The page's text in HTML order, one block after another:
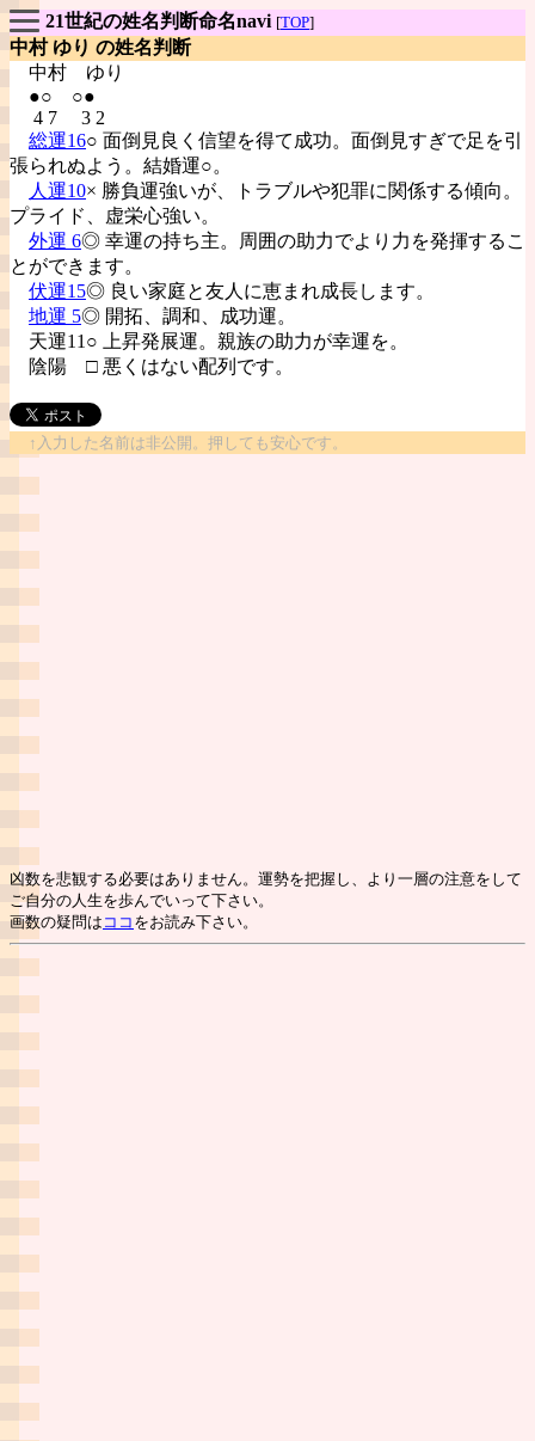
21世紀の姓名判断命名navi [TOP]
中村 ゆり の姓名判断
中村 ゆり
●○ ○●
4 7 3 2
総運16○ 面倒見良く信望を得て成功。面倒見すぎで足を引
張られぬよう。結婚運○。
人運10× 勝負運強いが、トラブルや犯罪に関係する傾向。
プライド、虚栄心強い。
外運 6◎ 幸運の持ち主。周囲の助力でより力を発揮するこ
とができます。
伏運15◎ 良い家庭と友人に恵まれ成長します。
地運 5◎ 開拓、調和、成功運。
天運11○ 上昇発展運。親族の助力が幸運を。
陰陽 □ 悪くはない配列です。
↑入力した名前は非公開。押しても安心です。
凶数を悲観する必要はありません。運勢を把握し、より一層の注意をして
ご自分の人生を歩んでいって下さい。
画数の疑問は ココ をお読み下さい。